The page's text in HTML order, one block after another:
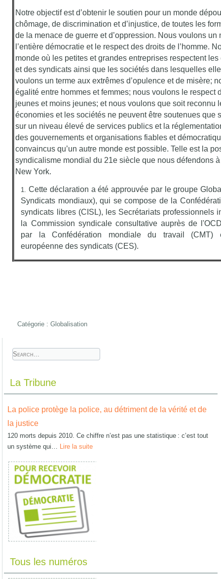
Notre objectif est d’obtenir le soutien pour un monde
chômage, de discrimination et d’injustice, de toutes les
de la menace de guerre et d’oppression. Nous voulons un
l’entière démocratie et le respect des droits de l’homme.
monde où les petites et grandes entreprises respectent
et des syndicats ainsi que les sociétés dans lesquelles
voulons un terme aux extrêmes d’opulence et de misère;
égalité entre hommes et femmes; nous voulons le respect
jeunes et moins jeunes; et nous voulons que soit reconnu
économies et les sociétés ne peuvent être soutenues que
sur un niveau élevé de services publics et la
des gouvernements et organisations fiables et
convaincus qu’un autre monde est possible. Telle est la
syndicalisme mondial du 21e siècle que nous défendons
New York.
Cette déclaration a été approuvée par le groupe
Syndicats mondiaux), qui se compose de la
syndicats libres (CISL), les Secrétariats professionnels
la Commission syndicale consultative auprès de
par la Confédération mondiale du travail (CMT)
européenne des syndicats (CES).
Catégorie :Globalisation
La Tribune
La police protège la police, au détriment de la vérité et de
la justice
120 morts depuis 2010. Ce chiffre n’est pas une statistique : c’est tout
un système qui… Lire la suite
Tous les numéros